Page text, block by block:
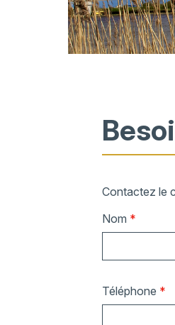
Contactez le
Nom *
Téléphone *